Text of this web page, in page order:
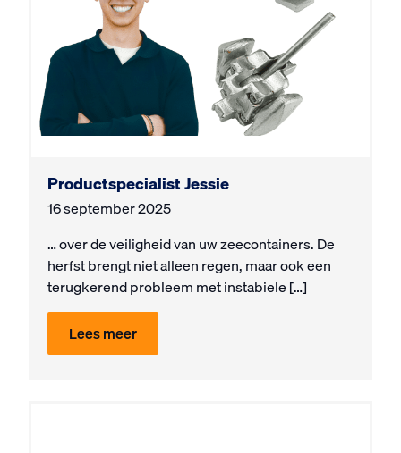
Productspecialist Jessie
16 september 2025
… over de veiligheid van uw zeecontainers. De
herfst brengt niet alleen regen, maar ook een
terugkerend probleem met instabiele […]
Lees meer